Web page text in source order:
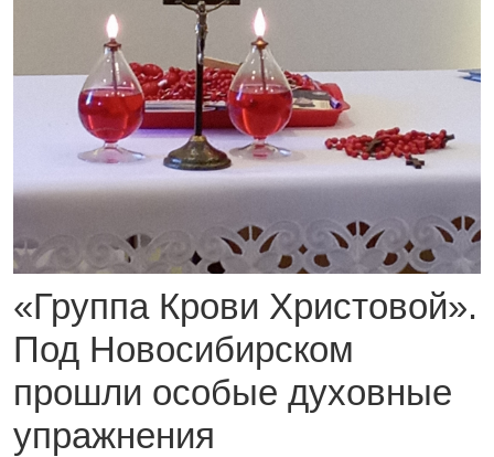
«Группа Крови Христовой».
Под Новосибирском
прошли особые духовные
упражнения